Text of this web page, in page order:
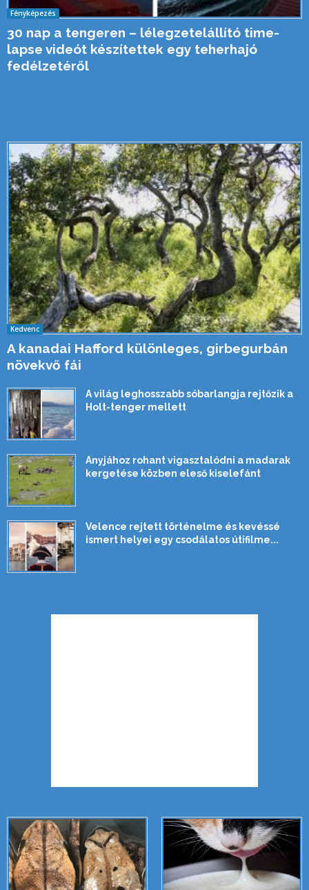
Fényképezés
30 nap a tengeren – lélegzetelállító time-
lapse videót készítettek egy teherhajó
fedélzetéről
Kedvenc
A kanadai Hafford különleges, girbegurbán
növekvő fái
A világ leghosszabb sóbarlangja rejtőzik a
Holt-tenger mellett
Anyjához rohant vigasztalódni a madarak
kergetése közben eleső kiselefánt
Velence rejtett történelme és kevéssé
ismert helyei egy csodálatos útifilme...